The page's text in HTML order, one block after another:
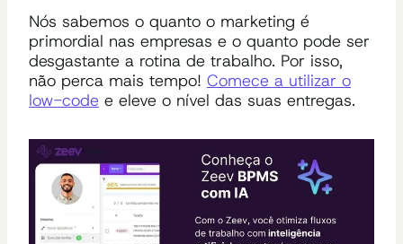
Nós sabemos o quanto o marketing é
primordial nas empresas e o quanto pode ser
desgastante a rotina de trabalho. Por isso,
não perca mais tempo! Comece a utilizar o
low-code e eleve o nível das suas entregas.